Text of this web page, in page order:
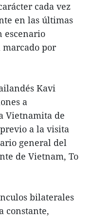
cada vez
en las últimas
escenario
por
Kavi
a
Vietnamita de
a la visita
general del
de Vietnam, To
bilaterales
constante,